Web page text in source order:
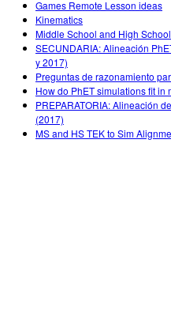
Games Remote Lesson ideas
Kinematics
Middle School and High
SECUNDARIA: Alineación
y 2017)
Preguntas de razonamiento
How do PhET simulations fit in
PREPARATORIA: Alineación
(2017)
MS and HS TEK to Sim